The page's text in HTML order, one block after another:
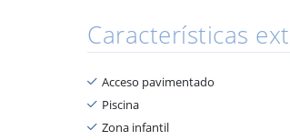
Características
Acceso pavimentado
Piscina
Zona infantil